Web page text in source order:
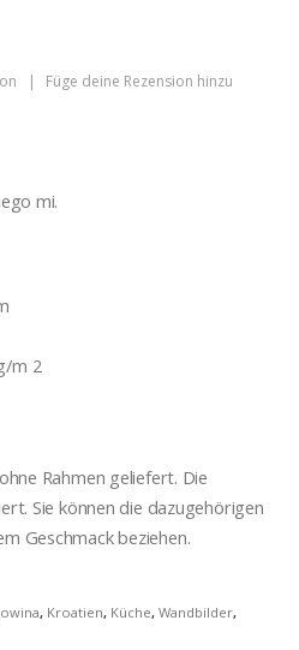
| Füge deine Rezension hinzu
mi.
m 2
Rahmen geliefert. Die
Sie können die dazugehörigen
Geschmack beziehen.
, Kroatien, Küche, Wandbilder,